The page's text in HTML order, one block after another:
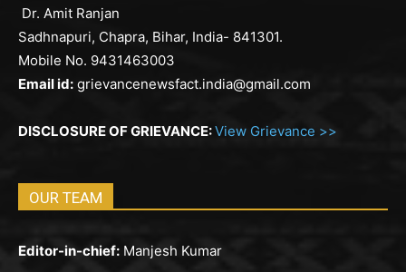
Dr. Amit Ranjan
Sadhnapuri, Chapra, Bihar, India- 841301.
Mobile No. 9431463003
Email id: grievancenewsfact.india@gmail.com
DISCLOSURE OF GRIEVANCE:View Grievance >>
OUR TEAM
Editor-in-chief: Manjesh Kumar